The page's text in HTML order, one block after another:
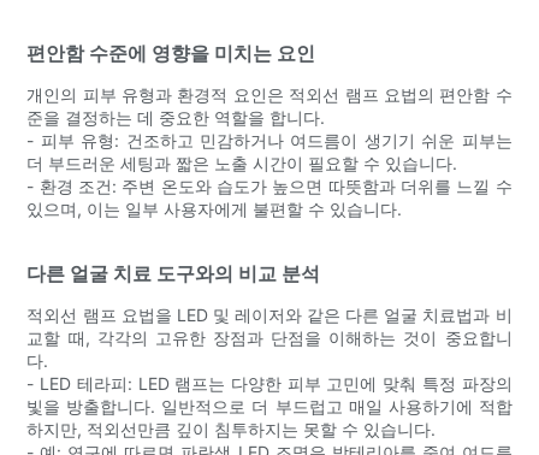
편안함 수준에 영향을 미치는 요인
개인의 피부 유형과 환경적 요인은 적외선 램프 요법의 편안함 수
준을 결정하는 데 중요한 역할을 합니다.
- 피부 유형: 건조하고 민감하거나 여드름이 생기기 쉬운 피부는
더 부드러운 세팅과 짧은 노출 시간이 필요할 수 있습니다.
- 환경 조건: 주변 온도와 습도가 높으면 따뜻함과 더위를 느낄 수
있으며, 이는 일부 사용자에게 불편할 수 있습니다.
다른 얼굴 치료 도구와의 비교 분석
적외선 램프 요법을 LED 및 레이저와 같은 다른 얼굴 치료법과 비
교할 때, 각각의 고유한 장점과 단점을 이해하는 것이 중요합니
다.
- LED 테라피: LED 램프는 다양한 피부 고민에 맞춰 특정 파장의
빛을 방출합니다. 일반적으로 더 부드럽고 매일 사용하기에 적합
하지만, 적외선만큼 깊이 침투하지는 못할 수 있습니다.